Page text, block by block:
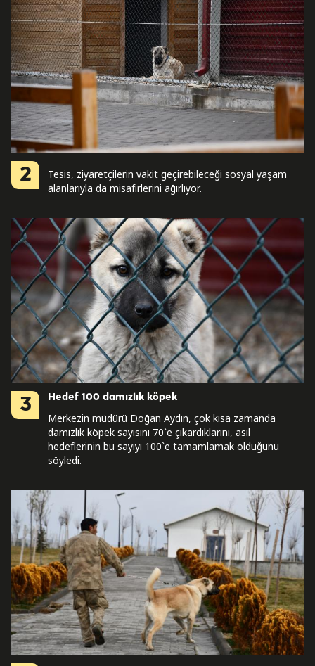
2
Tesis, ziyaretçilerin vakit geçirebileceği sosyal yaşam
alanlarıyla da misafirlerini ağırlıyor.
3 Hedef 100 damızlık köpek
Merkezin müdürü Doğan Aydın, çok kısa zamanda
damızlık köpek sayısını 70`e çıkardıklarını, asıl
hedeflerinin bu sayıyı 100`e tamamlamak olduğunu
söyledi.